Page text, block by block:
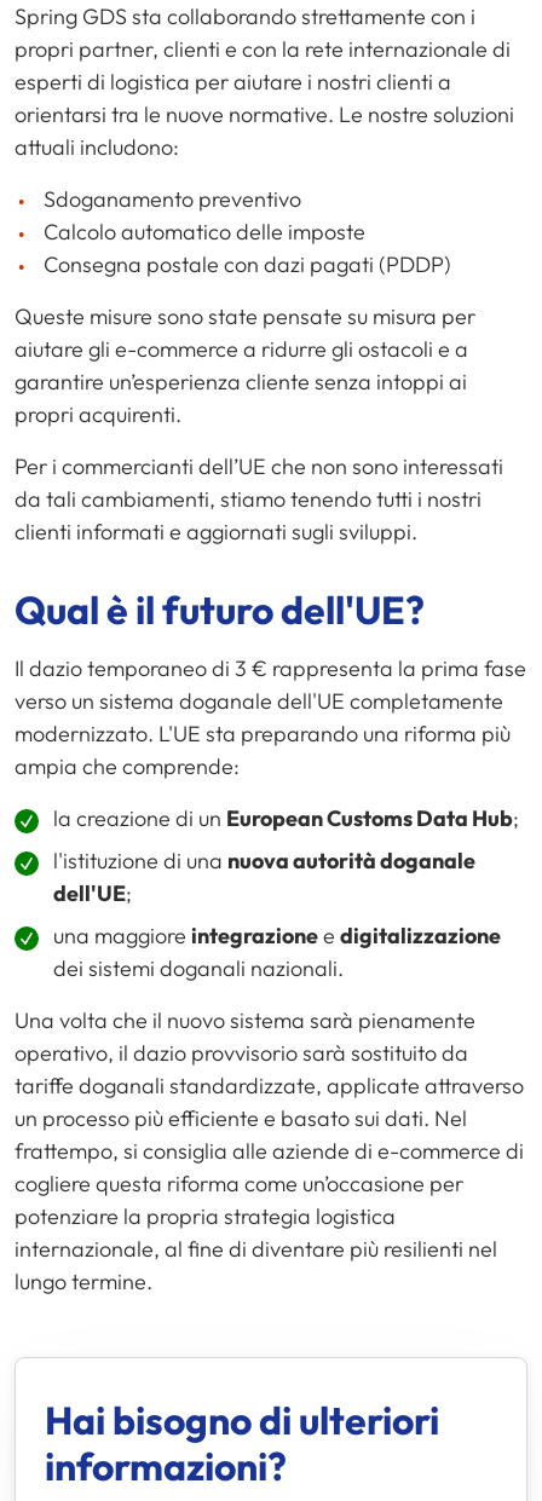
Spring GDS sta collaborando strettamente con i
propri partner, clienti e con la rete internazionale di
esperti di logistica per aiutare i nostri clienti a
orientarsi tra le nuove normative. Le nostre soluzioni
attuali includono:
Sdoganamento preventivo
Calcolo automatico delle imposte
Consegna postale con dazi pagati (PDDP)
Queste misure sono state pensate su misura per
aiutare gli e-commerce a ridurre gli ostacoli e a
garantire un’esperienza cliente senza intoppi ai
propri acquirenti.
Per i commercianti dell’UE che non sono interessati
da tali cambiamenti, stiamo tenendo tutti i nostri
clienti informati e aggiornati sugli sviluppi.
Qual è il futuro dell'UE?
Il dazio temporaneo di 3 € rappresenta la prima fase
verso un sistema doganale dell'UE completamente
modernizzato. L'UE sta preparando una riforma più
ampia che comprende:
la creazione di un European Customs Data Hub;
l'istituzione di una nuova autorità doganale
dell'UE;
una maggiore integrazionee digitalizzazione
dei sistemi doganali nazionali.
Una volta che il nuovo sistema sarà pienamente
operativo, il dazio provvisorio sarà sostituito da
tariffe doganali standardizzate, applicate attraverso
un processo più efficiente e basato sui dati. Nel
frattempo, si consiglia alle aziende di e-commerce di
cogliere questa riforma come un’occasione per
potenziare la propria strategia logistica
internazionale, al fine di diventare più resilienti nel
lungo termine.
Hai bisogno di ulteriori
informazioni?